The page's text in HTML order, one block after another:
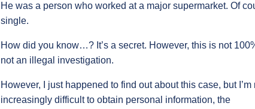
He was a person who worked at a major supermarket. Of
single.
How did you know…? It’s a secret. However, this is not
not an illegal investigation.
However, I just happened to find out about this case, but
increasingly difficult to obtain personal information, the